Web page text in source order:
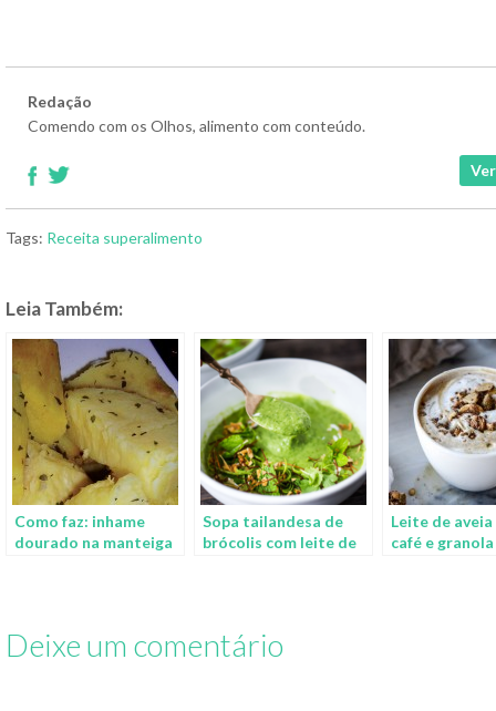
Redação
Comendo com os Olhos, alimento com conteúdo.
Tags: Receita superalimento
Leia Também:
Como faz: inhame
dourado na manteiga
Sopa tailandesa de
brócolis com leite de
Leite de aveia
café e granola
Deixe um comentário